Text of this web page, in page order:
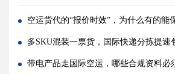
国际空运的运单有什么作用，包含哪些关键信息（
国内哪些港口是国际空运主流始发机场（国
什么是泡货、重货，国际空运分别怎么定价（国
空运货代的“报价时效”，为什么有的能保3天，有的只保12小
多SKU混装一票货，国际快递分拣提速包装布局方案（
带电产品走国际空运，哪些合规资料必须提前备齐